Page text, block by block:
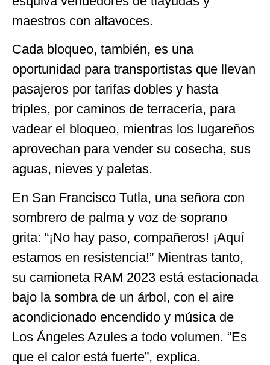
maestros con altavoces.
Cada bloqueo, también, es una
oportunidad para transportistas que llevan
pasajeros por tarifas dobles y hasta
triples, por caminos de terracería, para
vadear el bloqueo, mientras los lugareños
aprovechan para vender su cosecha, sus
aguas, nieves y paletas.
En San Francisco Tutla, una señora con
sombrero de palma y voz de soprano
grita: “¡No hay paso, compañeros! ¡Aquí
estamos en resistencia!” Mientras tanto,
su camioneta RAM 2023 está estacionada
bajo la sombra de un árbol, con el aire
acondicionado encendido y música de
Los Ángeles Azules a todo volumen. “Es
que el calor está fuerte”, explica.